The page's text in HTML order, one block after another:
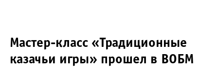
Мастер-класс «Традиционные
казачьи игры» прошел в ВОБМ